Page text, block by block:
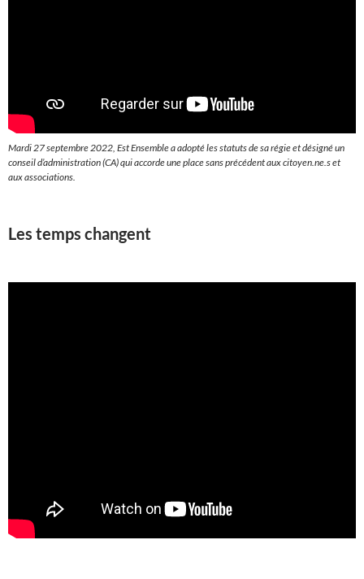
Mardi 27 septembre 2022, Est Ensemble a adopté les statuts de sa régie et désigné un
conseil d’administration (CA) qui accorde une place sans précédent aux citoyen.ne.s et
aux associations.
Les temps changent